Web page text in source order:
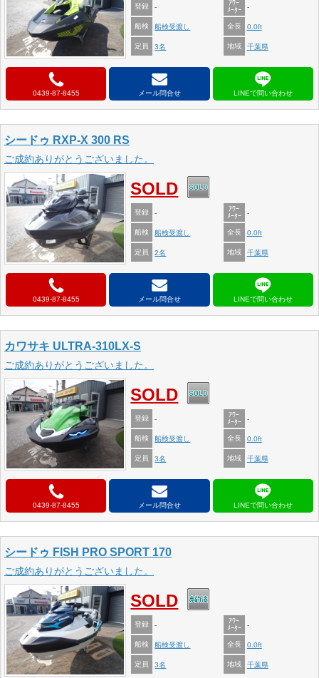
登録 -
ｱﾜｰ
ﾒｰﾀｰ
-
船検 船検受渡し 全長 0.0ft
定員 3名 地域 千葉県
0439-87-8455 メール問合せ
シードゥ RXP-X 300 RS
ご成約ありがとうございました。
SOLD
登録 -
ｱﾜｰ
ﾒｰﾀｰ
-
船検 船検受渡し 全長 0.0ft
定員 2名 地域 千葉県
0439-87-8455 メール問合せ
カワサキ ULTRA-310LX-S
ご成約ありがとうございました。
SOLD
登録 -
ｱﾜｰ
ﾒｰﾀｰ
-
船検 船検受渡し 全長 0.0ft
定員 3名 地域 千葉県
0439-87-8455 メール問合せ
シードゥ FISH PRO SPORT 170
ご成約ありがとうございました。
SOLD
登録 -
ｱﾜｰ
ﾒｰﾀｰ
-
船検 船検受渡し 全長 0.0ft
定員 3名 地域 千葉県